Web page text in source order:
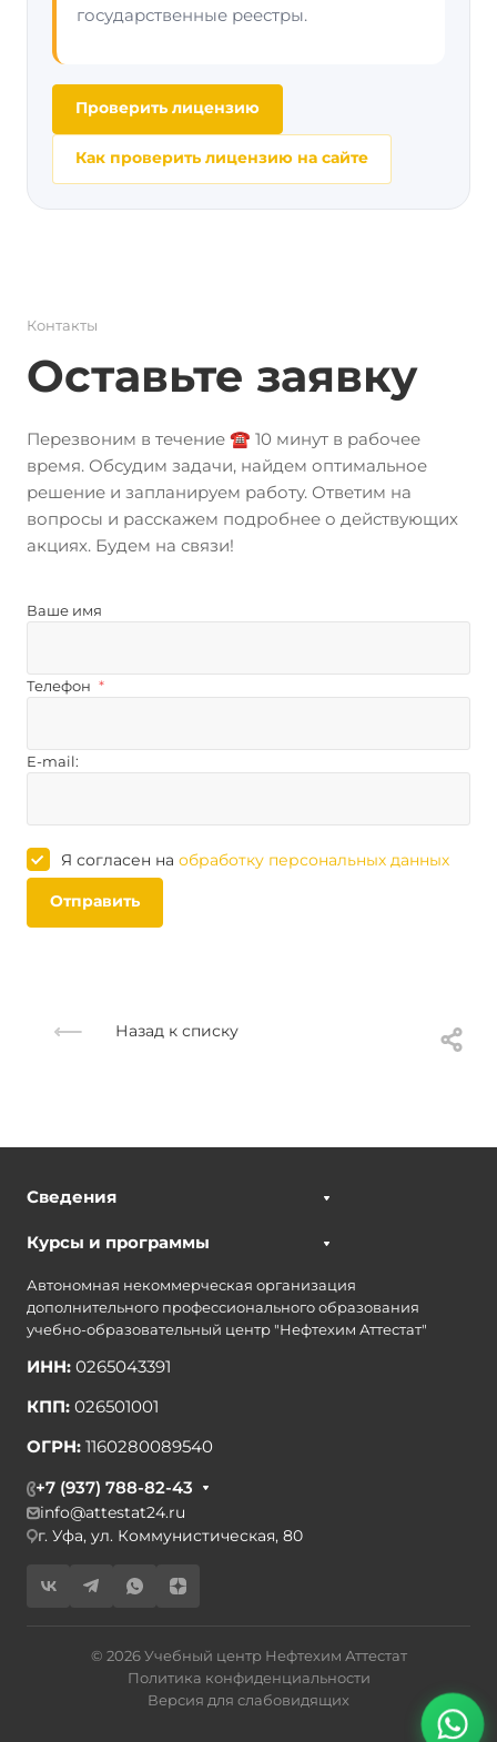
государственные реестры.
Проверить лицензию
Как проверить лицензию на сайте
Контакты
Оставьте заявку
Перезвоним в течение ☎️ 10 минут в рабочее
время. Обсудим задачи, найдем оптимальное
решение и запланируем работу. Ответим на
вопросы и расскажем подробнее о действующих
акциях. Будем на связи!
Ваше имя
Телефон *
E-mail:
Я согласен на обработку персональных данных
Отправить
Назад к списку
Сведения
Курсы и программы
Автономная некоммерческая организация
дополнительного профессионального образования
учебно-образовательный центр "Нефтехим Аттестат"
ИНН: 0265043391
КПП: 026501001
ОГРН: 1160280089540
+7 (937) 788-82-43
info@attestat24.ru
г. Уфа, ул. Коммунистическая, 80
© 2026 Учебный центр Нефтехим Аттестат
Политика конфиденциальности
Версия для слабовидящих